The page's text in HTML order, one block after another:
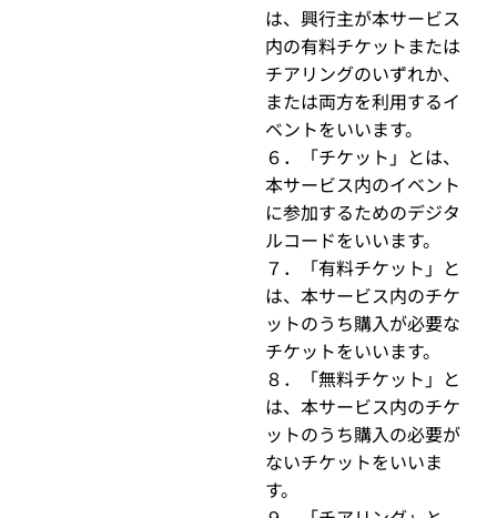
は、興行主が本サービス
内の有料チケットまたは
チアリングのいずれか、
または両方を利用するイ
ベントをいいます。
６．「チケット」とは、
本サービス内のイベント
に参加するためのデジタ
ルコードをいいます。
７．「有料チケット」と
は、本サービス内のチケ
ットのうち購入が必要な
チケットをいいます。
８．「無料チケット」と
は、本サービス内のチケ
ットのうち購入の必要が
ないチケットをいいま
す。